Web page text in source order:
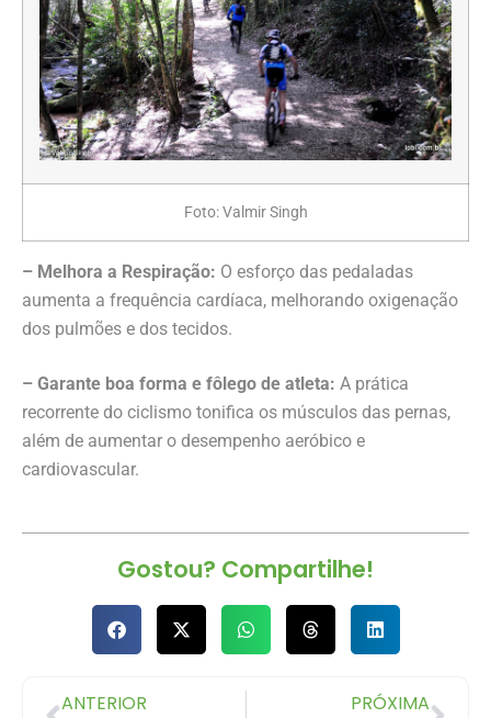
Foto: Valmir Singh
– Melhora a Respiração: O esforço das pedaladas
aumenta a frequência cardíaca, melhorando oxigenação
dos pulmões e dos tecidos.
– Garante boa forma e fôlego de atleta: A prática
recorrente do ciclismo tonifica os músculos das pernas,
além de aumentar o desempenho aeróbico e
cardiovascular.
Gostou? Compartilhe!
ANTERIOR PRÓXIMA